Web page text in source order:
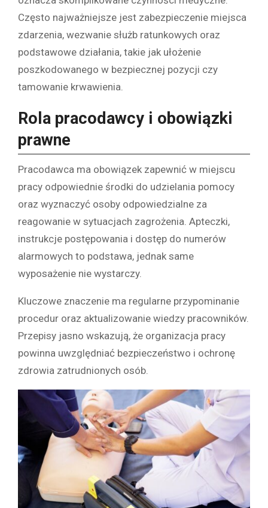
Często najważniejsze jest zabezpieczenie miejsca
zdarzenia, wezwanie służb ratunkowych oraz
podstawowe działania, takie jak ułożenie
poszkodowanego w bezpiecznej pozycji czy
tamowanie krwawienia.
Rola pracodawcy i obowiązki
prawne
Pracodawca ma obowiązek zapewnić w miejscu
pracy odpowiednie środki do udzielania pomocy
oraz wyznaczyć osoby odpowiedzialne za
reagowanie w sytuacjach zagrożenia. Apteczki,
instrukcje postępowania i dostęp do numerów
alarmowych to podstawa, jednak same
wyposażenie nie wystarczy.
Kluczowe znaczenie ma regularne przypominanie
procedur oraz aktualizowanie wiedzy pracowników.
Przepisy jasno wskazują, że organizacja pracy
powinna uwzględniać bezpieczeństwo i ochronę
zdrowia zatrudnionych osób.